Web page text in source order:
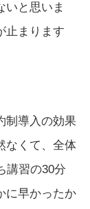
いと思いま
止まります
制導入の効果
なくて、全体
講習の30分
に早かったか